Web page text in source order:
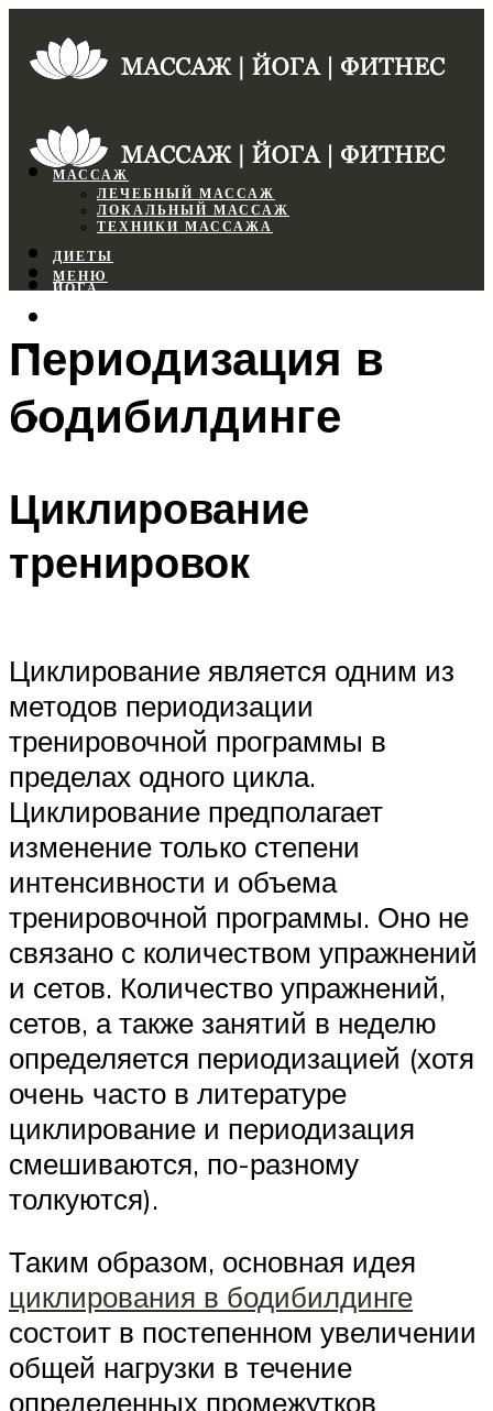
МАССАЖ
ЛЕЧЕБНЫЙ МАССАЖ
ЛОКАЛЬНЫЙ МАССАЖ
ТЕХНИКИ МАССАЖА
ДИЕТЫ
ЙОГА
ФИТНЕС
МЕНЮ
МЕНЮ
Периодизация в
бодибилдинге
Циклирование
тренировок
Циклирование является одним из
методов периодизации
тренировочной программы в
пределах одного цикла.
Циклирование предполагает
изменение только степени
интенсивности и объема
тренировочной программы. Оно не
связано с количеством упражнений
и сетов. Количество упражнений,
сетов, а также занятий в неделю
определяется периодизацией (хотя
очень часто в литературе
циклирование и периодизация
смешиваются, по-разному
толкуются).
Таким образом, основная идея
циклирования в бодибилдинге
состоит в постепенном увеличении
общей нагрузки в течение
определенных промежутков